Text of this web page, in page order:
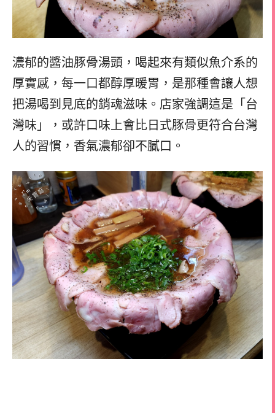
濃郁的醬油豚骨湯頭，喝起來有類似魚介系的
厚實感，每一口都醇厚暖胃，是那種會讓人想
把湯喝到見底的銷魂滋味。店家強調這是「台
灣味」，或許口味上會比日式豚骨更符合台灣
人的習慣，香氣濃郁卻不膩口。